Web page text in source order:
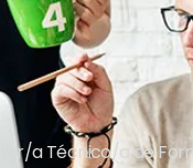
a Técnico/a de